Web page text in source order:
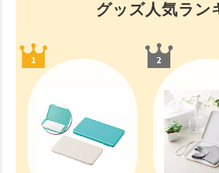
グッズ人気ラン